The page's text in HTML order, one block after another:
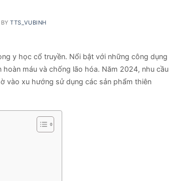
BYTTS_VUBINH
y học cổ truyền. Nổi bật với những công dụng
máu và chống lão hóa. Năm 2024, nhu cầu
vào xu hướng sử dụng các sản phẩm thiên